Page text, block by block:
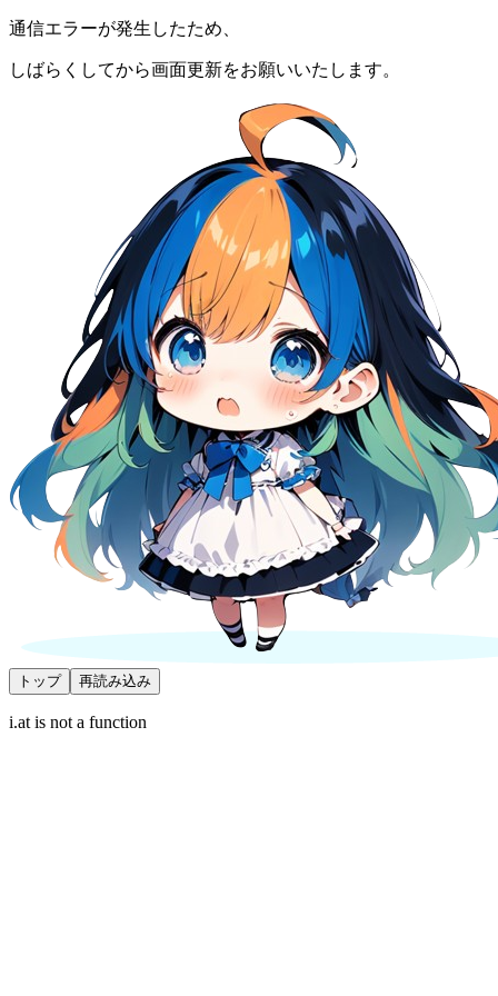
通信エラーが発生したため、
しばらくしてから画面更新をお願いいたします。
トップ 再読み込み
i.at is not a function